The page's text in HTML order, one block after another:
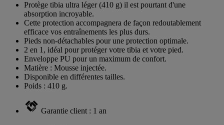
Protège tibia ultra léger (410 g) il est pourtant d'une
absorption incroyable.
Cette protection accompagnera de façon redoutablement
efficace vos entraînements les plus durs.
Pieds non-détachables pour une protection optimale.
2 en 1, idéal pour protéger votre tibia et votre pied.
Enveloppe PU pour un maximum de confort.
Matière : Mousse injectée.
Disponible en différentes tailles.
Poids : 410 g.
Garantie client : 1 an